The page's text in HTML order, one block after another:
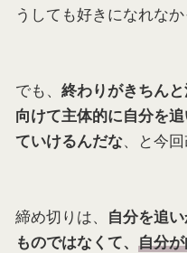
うしても好きになれなか
でも、 終わりがきちん
向けて主体的に自分を
ていけるんだな、と今
締め切りは、
自分を追
ものではなくて、 自分